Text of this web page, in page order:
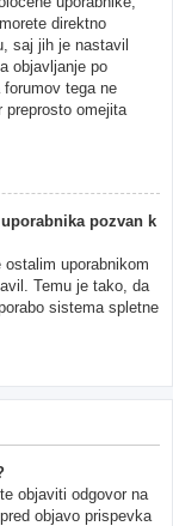
direktno
saj jih je nastavil
objavljanje po
tega ne
preprosto omejita
pozvan k
uporabnikom
Temu je tako, da
sistema spletne
objaviti odgovor na
objavo prispevka